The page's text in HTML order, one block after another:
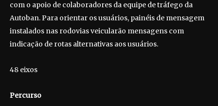
com o apoio de colaboradores da equipe de tráfego da
Autoban. Para orientar os usuários, painéis de mensagem
instalados nas rodovias veicularão mensagens com
indicação de rotas alternativas aos usuários.
48 eixos
Percurso